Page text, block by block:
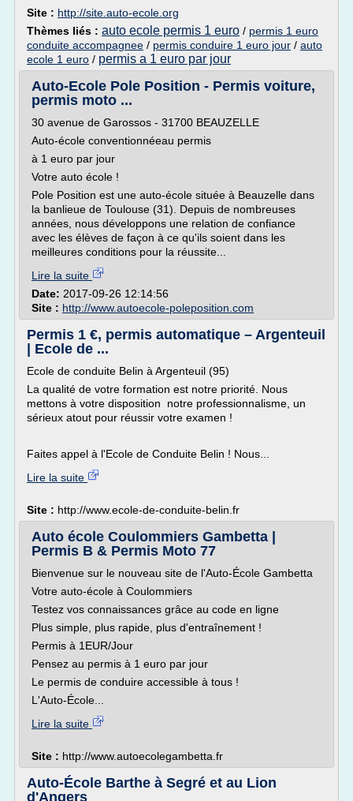
Site : http://site.auto-ecole.org
Thèmes liés : auto ecole permis 1 euro / permis 1 euro
conduite accompagnee / permis conduire 1 euro jour / auto
ecole 1 euro / permis a 1 euro par jour
Auto-Ecole Pole Position - Permis voiture,
permis moto ...
30 avenue de Garossos - 31700 BEAUZELLE
Auto-école conventionnéeau permis
à 1 euro par jour
Votre auto école !
Pole Position est une auto-école située à Beauzelle dans
la banlieue de Toulouse (31). Depuis de nombreuses
années, nous développons une relation de confiance
avec les élèves de façon à ce qu'ils soient dans les
meilleures conditions pour la réussite...
Lire la suite
Date: 2017-09-26 12:14:56
Site : http://www.autoecole-poleposition.com
Permis 1 €, permis automatique – Argenteuil
| Ecole de ...
Ecole de conduite Belin à Argenteuil (95)
La qualité de votre formation est notre priorité. Nous
mettons à votre disposition notre professionnalisme, un
sérieux atout pour réussir votre examen !
Faites appel à l'Ecole de Conduite Belin ! Nous...
Lire la suite
Site : http://www.ecole-de-conduite-belin.fr
Auto école Coulommiers Gambetta |
Permis B & Permis Moto 77
Bienvenue sur le nouveau site de l'Auto-École Gambetta
Votre auto-école à Coulommiers
Testez vos connaissances grâce au code en ligne
Plus simple, plus rapide, plus d'entraînement !
Permis à 1EUR/Jour
Pensez au permis à 1 euro par jour
Le permis de conduire accessible à tous !
L'Auto-École...
Lire la suite
Site : http://www.autoecolegambetta.fr
Auto-École Barthe à Segré et au Lion
d'Angers